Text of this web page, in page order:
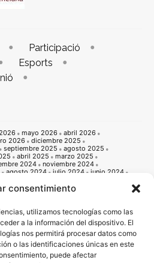
consentimiento
utilizamos tecnologías como las
a la información del dispositivo. El
nos permitirá procesar datos como
o las identificaciones únicas en este
puede afectar
Participació
Esports
mayo 2026
abril 2026
2026
diciembre 2025
septiembre 2025
agosto 2025
abril 2025
marzo 2025
2024
noviembre 2024
agosto 2024 julio 2024
junio 2024
octubre 2023
septiembre 2023
mayo 2023
abril 2023
septiembre 2022
agosto 2022
abril 2022
marzo 2022
2021
noviembre 2021
agosto 2021 julio 2021
junio 2021
febrero 2021
enero 2021
octubre 2020
septiembre 2020
mayo 2020
abril 2020